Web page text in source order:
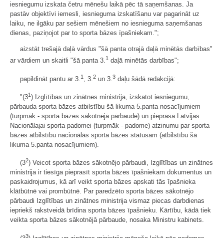
iesniegumu izskata četru mēnešu laikā pēc tā saņemšanas. Ja
pastāv objektīvi iemesli, iesnieguma izskatīšanu var pagarināt uz
laiku, ne ilgāku par sešiem mēnešiem no iesnieguma saņemšanas
dienas, paziņojot par to sporta bāzes īpašniekam.";
aizstāt trešajā daļā vārdus "šā panta otrajā daļā minētās darbības"
ar vārdiem un skaitli "šā panta 3.1 daļā minētās darbības";
papildināt pantu ar 3. 1 , 3. 2 un 3. 3 daļu šādā redakcijā:
"(31) Izglītības un zinātnes ministrija, izskatot iesniegumu,
pārbauda sporta bāzes atbilstību šā likuma 5.panta nosacījumiem
(turpmāk - sporta bāzes sākotnējā pārbaude) un pieprasa Latvijas
Nacionālajai sporta padomei (turpmāk - padome) atzinumu par sporta
bāzes atbilstību nacionālās sporta bāzes statusam (atbilstību šā
likuma 5.panta nosacījumiem).
(32) Veicot sporta bāzes sākotnējo pārbaudi, Izglītības un zinātnes
ministrija ir tiesīga pieprasīt sporta bāzes īpašniekam dokumentus un
paskaidrojumus, kā arī veikt sporta bāzes apskati tās īpašnieka
klātbūtnē vai prombūtnē. Par paredzēto sporta bāzes sākotnējo
pārbaudi Izglītības un zinātnes ministrija vismaz piecas darbdienas
iepriekš rakstveidā brīdina sporta bāzes īpašnieku. Kārtību, kādā tiek
veikta sporta bāzes sākotnējā pārbaude, nosaka Ministru kabinets.
3